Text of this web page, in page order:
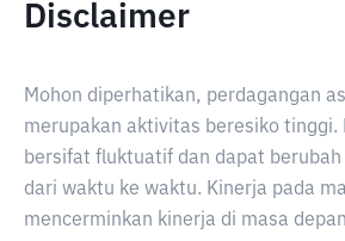
Disclaimer
Mohon diperhatikan, perdagangan
merupakan aktivitas beresiko tinggi.
bersifat fluktuatif dan dapat
dari waktu ke waktu. Kinerja pada
mencerminkan kinerja di masa